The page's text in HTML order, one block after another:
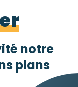
à
notre
plans